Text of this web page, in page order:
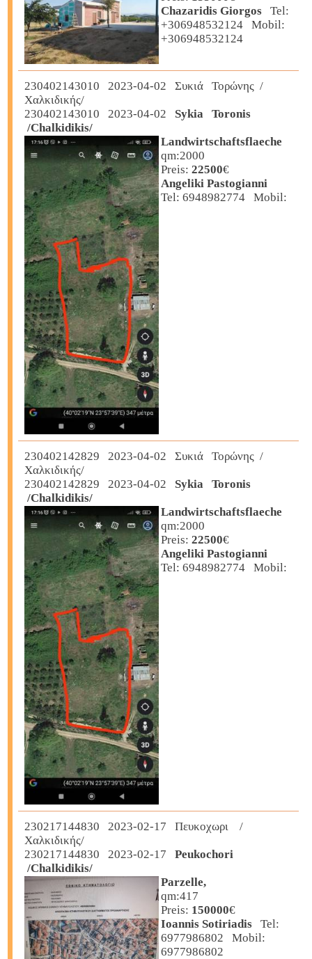
Chazaridis GiorgosTel:
+306948532124 Mobil:
+306948532124
230402143010 2023-04-02 Συκιά Τορώνης /
Χαλκιδικής/
230402143010 2023-04-02
Sykia Toronis
/Chalkidikis/
Landwirtschaftsflaeche
qm:2000
Preis: 22500€
Angeliki Pastogianni
Tel: 6948982774 Mobil:
230402142829 2023-04-02 Συκιά Τορώνης /
Χαλκιδικής/
230402142829 2023-04-02
Sykia Toronis
/Chalkidikis/
Landwirtschaftsflaeche
qm:2000
Preis: 22500€
Angeliki Pastogianni
Tel: 6948982774 Mobil:
230217144830 2023-02-17 Πευκοχωρι /
Χαλκιδικής/
230217144830 2023-02-17
Peukochori
/Chalkidikis/
Parzelle,
qm:417
Preis: 150000€
Ioannis SotiriadisTel:
6977986802 Mobil:
6977986802